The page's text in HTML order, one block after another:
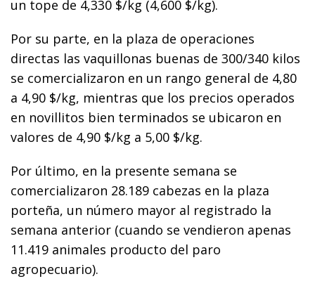
un tope de 4,330 $/kg (4,600 $/kg).
Por su parte, en la plaza de operaciones
directas las vaquillonas buenas de 300/340 kilos
se comercializaron en un rango general de 4,80
a 4,90 $/kg, mientras que los precios operados
en novillitos bien terminados se ubicaron en
valores de 4,90 $/kg a 5,00 $/kg.
Por último, en la presente semana se
comercializaron 28.189 cabezas en la plaza
porteña, un número mayor al registrado la
semana anterior (cuando se vendieron apenas
11.419 animales producto del paro
agropecuario).